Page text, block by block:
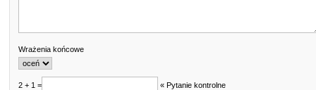
Wrażenia końcowe
2 + 1 = « Pytanie kontrolne